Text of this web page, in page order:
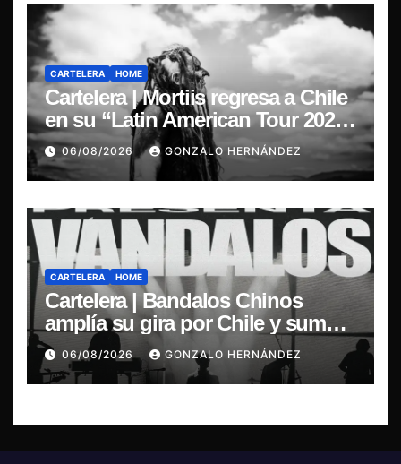
CARTELERA HOME
Cartelera | Mortiis regresa a Chile
en su “Latin American Tour 2026”
y exclusivo show en Sala RBX
06/08/2026 GONZALO HERNÁNDEZ
CARTELERA HOME
Cartelera | Bandalos Chinos
amplía su gira por Chile y suma
concierto en Concepción
06/08/2026 GONZALO HERNÁNDEZ